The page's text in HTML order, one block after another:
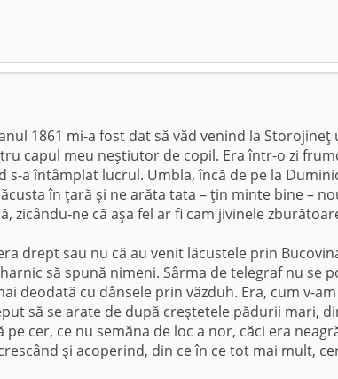
1861 mi-a fost dat să văd venind la
capul meu neştiutor de copil. Era într-o zi
s-a întâmplat lucrul. Umbla, încă de pe la
în ţară şi ne arăta tata – ţin minte bine –
zicându-ne că aşa fel ar fi cam jivinele
drept sau nu că au venit lăcustele prin
să spună nimeni. Sârma de telegraf nu se
deodată cu dânsele prin văzduh. Era, cum v-
să se arate de după creş­tetele pădurii mari,
pe cer, ce nu semăna de loc a nor, căci era
şi acoperind, din ce în ce tot mai mult,